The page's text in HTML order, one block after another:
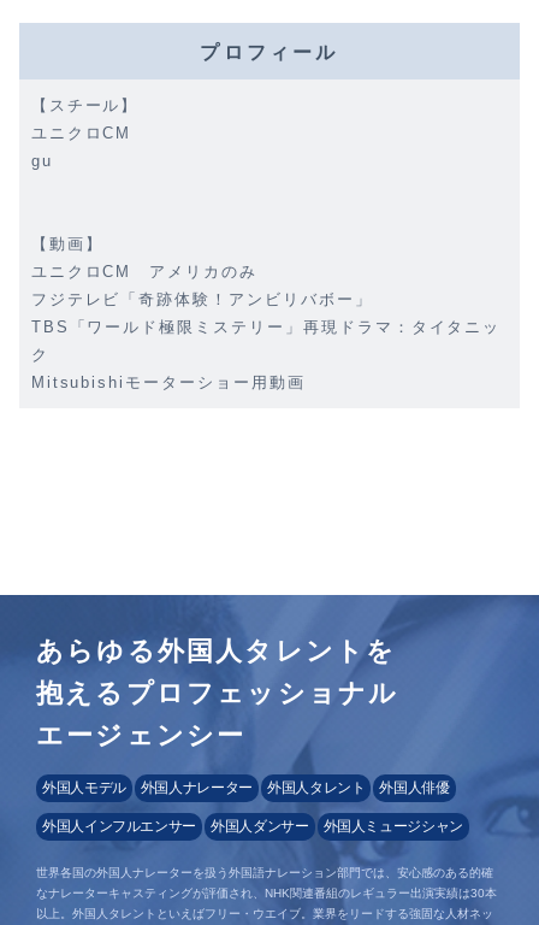
プロフィール
【スチール】
ユニクロCM
gu
【動画】
ユニクロCM アメリカのみ
フジテレビ「奇跡体験！アンビリバボー」
TBS「ワールド極限ミステリー」再現ドラマ：タイタニッ
ク
Mitsubishiモーターショー用動画
あらゆる外国人タレントを
抱えるプロフェッショナル
エージェンシー
外国人モデル 外国人ナレーター 外国人タレント 外国人俳優
外国人インフルエンサー 外国人ダンサー 外国人ミュージシャン
世界各国の外国人ナレーターを扱う外国語ナレーション部門では、安心感のある的確
なナレーターキャスティングが評価され、NHK関連番組のレギュラー出演実績は30本
以上。外国人タレントといえばフリー・ウエイブ。業界をリードする強固な人材ネッ